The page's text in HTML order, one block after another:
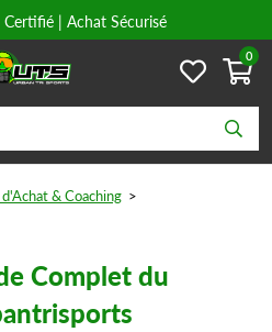
| Achat Sécurisé
personnels
0
& Coaching >
Complet du